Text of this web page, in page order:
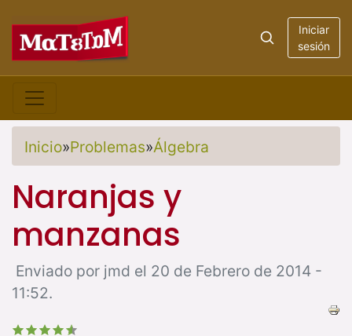
Iniciar
sesión
Inicio»Problemas»Álgebra
Naranjas y
manzanas
Enviado por jmd el 20 de Febrero de 2014 -
11:52.